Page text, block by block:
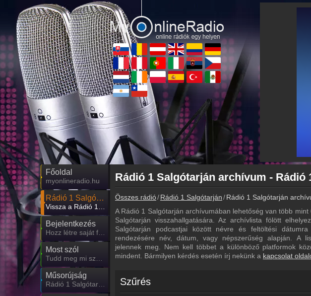
Főoldal
myonlineradio.hu
Rádió 1 Salgótarján
Bejelentkezés
Most szól
Műsorújság
Összes rádió Rádió 1 Salgótarján
Rádió 1 Salgótarján
A Rádió 1 Salgótarján archívumában lehetőség van több
Salgótarján visszahallgatására. Az archívlista fölött
Salgótarján podcastjai között névre és feltöltési
rendezésére név, dátum, vagy népszerűség alapján. A
jelennek meg. Nem kell többet a különböző platformok
mindent. Bármilyen kérdés esetén írj nekünk a kapcsolat
Szűrés